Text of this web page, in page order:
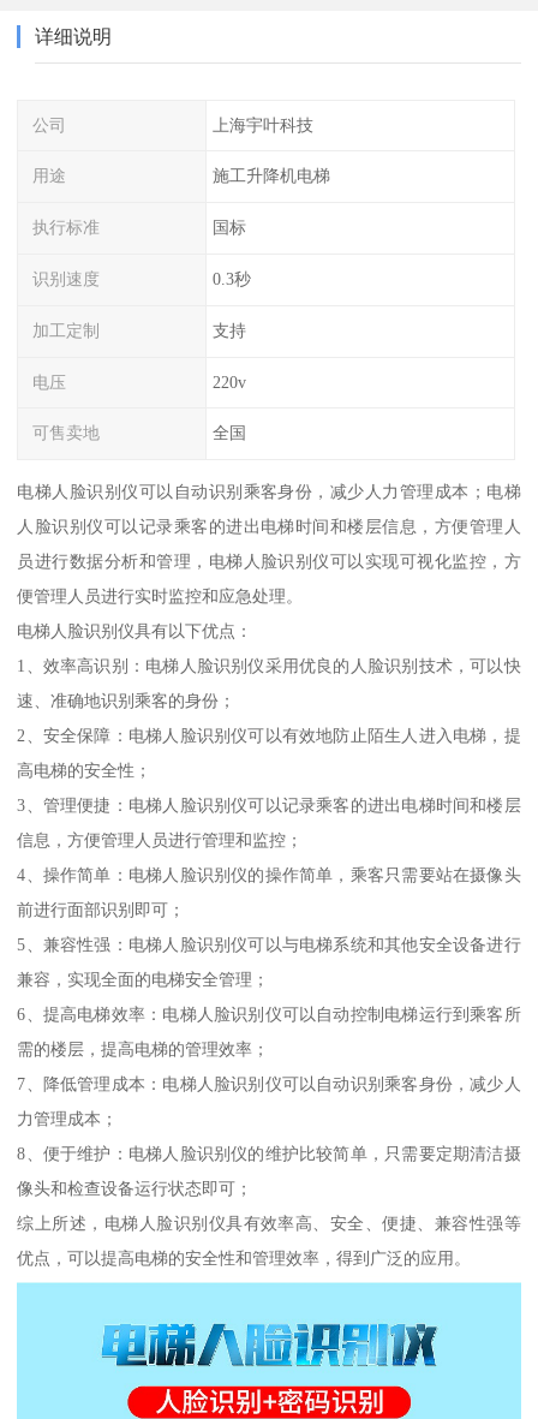
详细说明
公司 上海宇叶科技
用途 施工升降机电梯
执行标准 国标
识别速度 0.3秒
加工定制 支持
电压 220v
可售卖地 全国
电梯人脸识别仪可以自动识别乘客身份，减少人力管理成本；电梯
人脸识别仪可以记录乘客的进出电梯时间和楼层信息，方便管理人
员进行数据分析和管理，电梯人脸识别仪可以实现可视化监控，方
便管理人员进行实时监控和应急处理。
电梯人脸识别仪具有以下优点：
1、效率高识别：电梯人脸识别仪采用优良的人脸识别技术，可以快
速、准确地识别乘客的身份；
2、安全保障：电梯人脸识别仪可以有效地防止陌生人进入电梯，提
高电梯的安全性；
3、管理便捷：电梯人脸识别仪可以记录乘客的进出电梯时间和楼层
信息，方便管理人员进行管理和监控；
4、操作简单：电梯人脸识别仪的操作简单，乘客只需要站在摄像头
前进行面部识别即可；
5、兼容性强：电梯人脸识别仪可以与电梯系统和其他安全设备进行
兼容，实现全面的电梯安全管理；
6、提高电梯效率：电梯人脸识别仪可以自动控制电梯运行到乘客所
需的楼层，提高电梯的管理效率；
7、降低管理成本：电梯人脸识别仪可以自动识别乘客身份，减少人
力管理成本；
8、便于维护：电梯人脸识别仪的维护比较简单，只需要定期清洁摄
像头和检查设备运行状态即可；
综上所述，电梯人脸识别仪具有效率高、安全、便捷、兼容性强等
优点，可以提高电梯的安全性和管理效率，得到广泛的应用。